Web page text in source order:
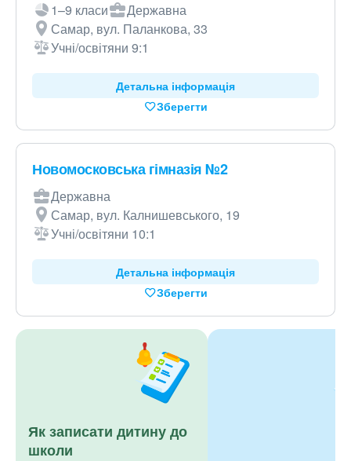
1–9 класи
Державна
Самар, вул. Паланкова, 33
Учні/освітяни 9:1
Детальна інформація
Зберегти
Новомосковська гімназія №2
Державна
Самар, вул. Калнишевського, 19
Учні/освітяни 10:1
Детальна інформація
Зберегти
Як записати дитину до
школи